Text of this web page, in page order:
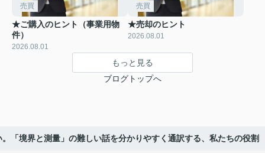
売買
★ご購入のヒント（事業用物
件）
2026.08.01
売買
★売却のヒント
2026.08.01
もっと見る
ブログトップへ
「境界と測量」の難しい話を分かりやすく通訳する、私たちの役割